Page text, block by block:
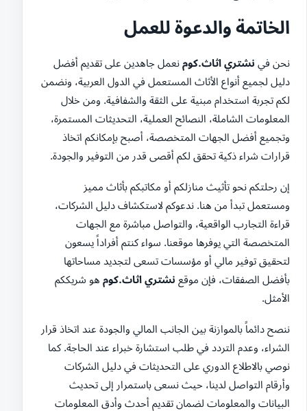
الخاتمة والدعوة للعمل
نحن في نشتري اثاث.كوم نعمل جاهدين على تقديم أفضل
دليل لجميع أنواع الأثاث المستعمل في الدول العربية، ونضمن
لكم تجربة استخدام مبنية على الثقة والشفافية. ومن خلال
المعلومات الشاملة، النصائح العملية، التحديثات المستمرة،
وتجميع أفضل الجهات المتخصصة، أصبح بإمكانكم اتخاذ
قرارات شراء ذكية تحقق لكم أقصى قدر من التوفير والجودة.
إن رحلتكم نحو تأثيث منازلكم أو مكاتبكم بأثاث مميز
ومستعمل تبدأ من هنا. ندعوكم لاستكشاف دليل الشركات،
قراءة التجارب الواقعية، والتواصل مباشرة مع الجهات
المتخصصة التي يوفرها موقعنا. سواء كنتم أفراداً يسعون
لتحقيق توفير مالي أو مؤسسات تسعى لتجديد مساحاتها
بأفضل الصفقات، فإن موقع نشتري اثاث.كوم هو شريككم
الأمثل.
ننصح دائماً بالموازنة بين الجانب المالي والجودة عند اتخاذ قرار
الشراء، وعدم التردد في طلب استشارة خبراء عند الحاجة. كما
نوصي بالاطلاع الدوري على التحديثات في دليل الشركات
وأرقام التواصل لدينا، حيث نسعى باستمرار إلى تحديث
البيانات والمعلومات لضمان تقديم أحدث وأدق المعلومات